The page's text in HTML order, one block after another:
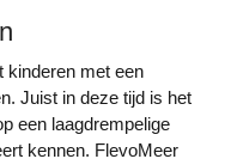
Juist in deze tijd is het
een laagdrempelige
kennen. FlevoMeer